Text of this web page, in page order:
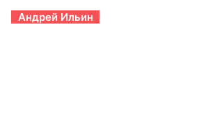
Андрей Ильин